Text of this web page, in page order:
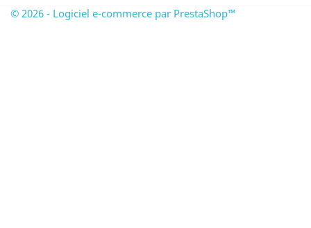
© 2026 - Logiciel e-commerce par PrestaShop™